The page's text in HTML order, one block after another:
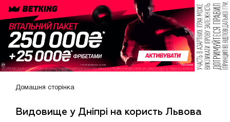
Домашня сторінка
Видовище у Дніпрі на користь Львова